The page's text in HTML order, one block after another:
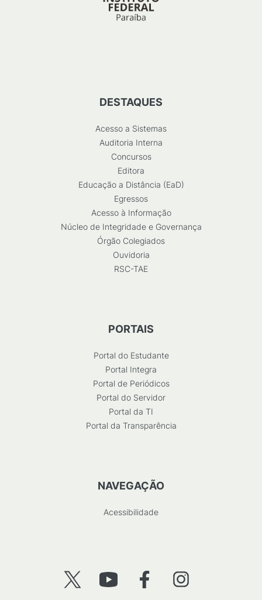
DESTAQUES
Acesso a Sistemas
Auditoria Interna
Concursos
Editora
Educação a Distância (EaD)
Egressos
Acesso à Informação
Núcleo de Integridade e Governança
Órgão Colegiados
Ouvidoria
RSC-TAE
PORTAIS
Portal do Estudante
Portal Integra
Portal de Periódicos
Portal do Servidor
Portal da TI
Portal da Transparência
NAVEGAÇÃO
Acessibilidade